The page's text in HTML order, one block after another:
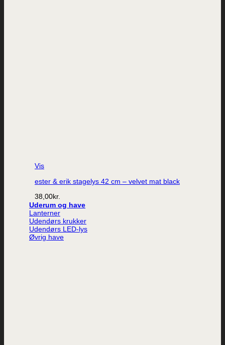
Vis
ester & erik stagelys 42 cm – velvet mat black
38,00kr.
Uderum og have
Lanterner
Udendørs krukker
Udendørs LED-lys
Øvrig have